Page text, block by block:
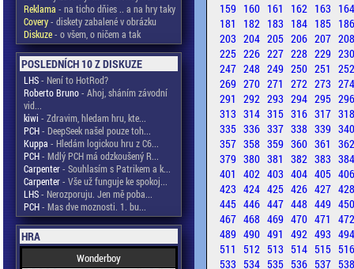
Reklama - na ticho dňies .. a na hry taky
Covery- diskety zabalené v obrázku
Diskuze- o všem, o ničem a tak
POSLEDNÍCH 10 Z DISKUZE
LHS- Není to HotRod?
Roberto Bruno- Ahoj, sháním závodní
vid...
kiwi - Zdravim, hledam hru, kte...
PCH- DeepSeek našel pouze toh...
Kuppa - Hledám logickou hru z C6...
PCH- Mdlý PCH má odzkoušený R...
Carpenter- Souhlasím s Patrikem a k...
Carpenter- Vše už funguje ke spokoj...
LHS- Nerozporuju. Jen mě poba...
PCH- Mas dve moznosti. 1. bu...
HRA
Wonderboy
159 160 161 162 163
181
182 183 184 185
203 204 205 206 207
225 226 227 228 229
247 248 249 250 251
269 270 271 272 273
291 292 293 294 295
313 314 315 316 317
335 336 337 338 339
357 358 359 360 361
379 380 381 382 383
401 402 403 404 405
423 424 425 426 427
445 446 447 448 449
467 468 469 470 471
489 490 491 492 493
511 512 513 514 515
533 534 535 536 537